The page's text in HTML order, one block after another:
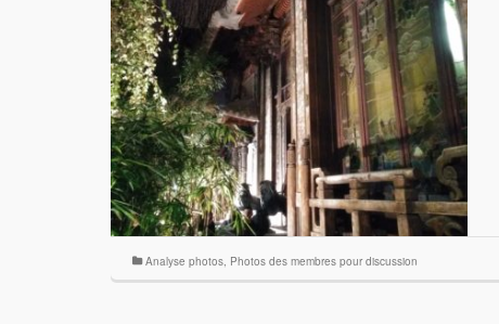
Analyse photos, Photos des membres pour discussion